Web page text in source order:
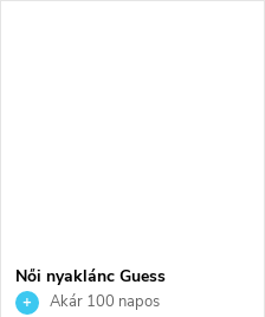
Női nyaklánc Guess
JUBN04649JWRHT
Akár 100 napos